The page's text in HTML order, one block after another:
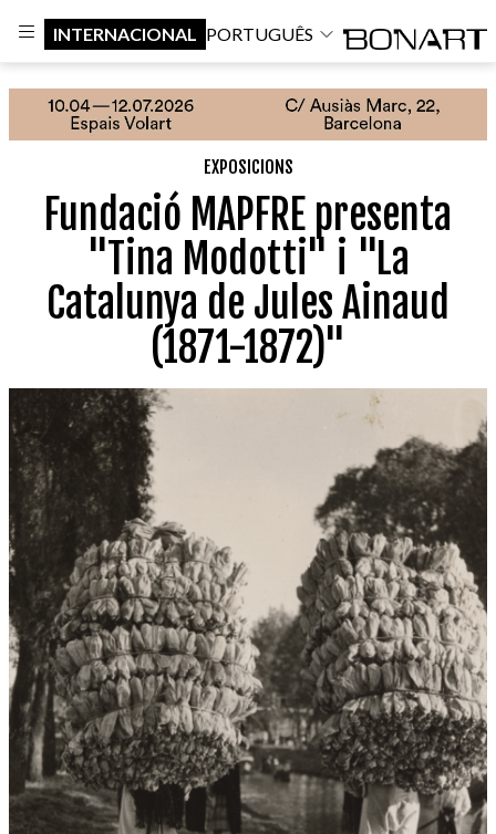
INTERNACIONAL PORTUGUÊS
EXPOSICIONS
Fundació MAPFRE presenta
"Tina Modotti" i "La
Catalunya de Jules Ainaud
(1871-1872)"